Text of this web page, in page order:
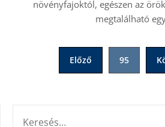
növényfajoktól, egészen az
megtalálható
BejegyzésekElőző 95